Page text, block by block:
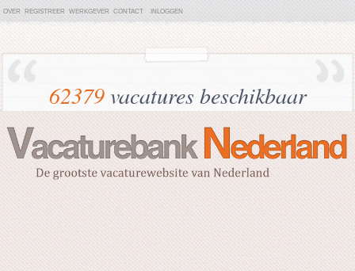
OVER REGISTREER WERKGEVER CONTACT INLOGGEN
62379vacatures beschikbaar